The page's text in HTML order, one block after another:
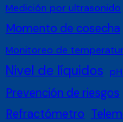
Medición por ultrasonido
Momento de cosecha
Monitoreo de
Nivel de líquidos
Prevención de riesgos
Refractómetro